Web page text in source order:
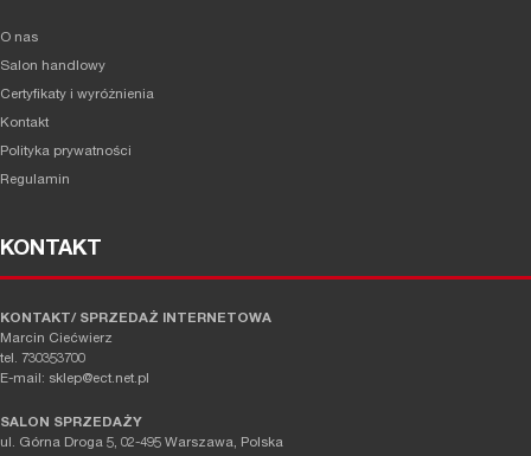
O nas
Salon handlowy
Certyfikaty i wyróżnienia
Kontakt
Polityka prywatności
Regulamin
KONTAKT
KONTAKT/ SPRZEDAŻ INTERNETOWA
Marcin Ciećwierz
tel. 730353700
E-mail: sklep@ect.net.pl
SALON SPRZEDAŻY
ul. Górna Droga 5, 02-495 Warszawa, Polska